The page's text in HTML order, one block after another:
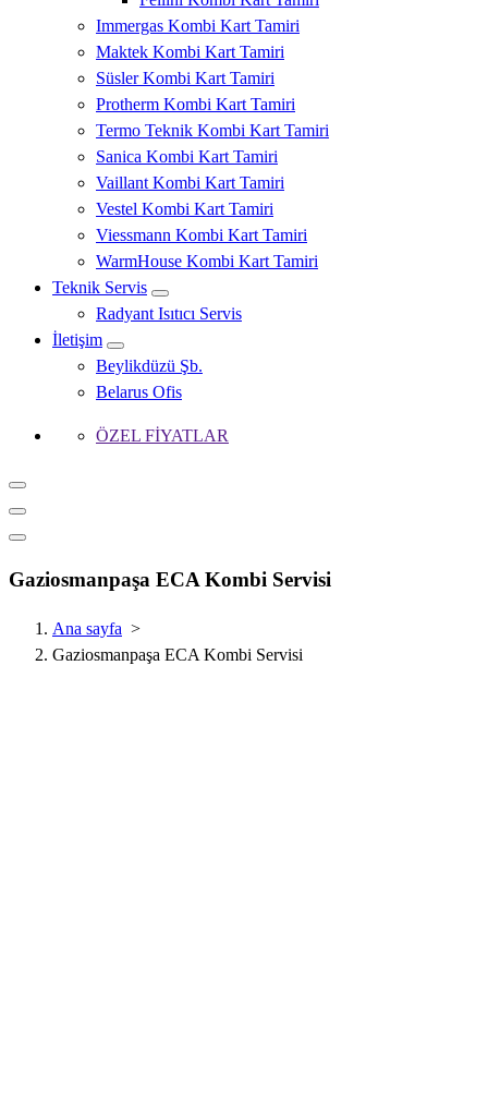
Immergas Kombi Kart Tamiri
Maktek Kombi Kart Tamiri
Süsler Kombi Kart Tamiri
Protherm Kombi Kart Tamiri
Termo Teknik Kombi Kart Tamiri
Sanica Kombi Kart Tamiri
Vaillant Kombi Kart Tamiri
Vestel Kombi Kart Tamiri
Viessmann Kombi Kart Tamiri
WarmHouse Kombi Kart Tamiri
Teknik Servis
Radyant Isıtıcı Servis
İletişim
Beylikdüzü Şb.
Belarus Ofis
ÖZEL FİYATLAR
Gaziosmanpaşa ECA Kombi Servisi
Ana sayfa >
Gaziosmanpaşa ECA Kombi Servisi